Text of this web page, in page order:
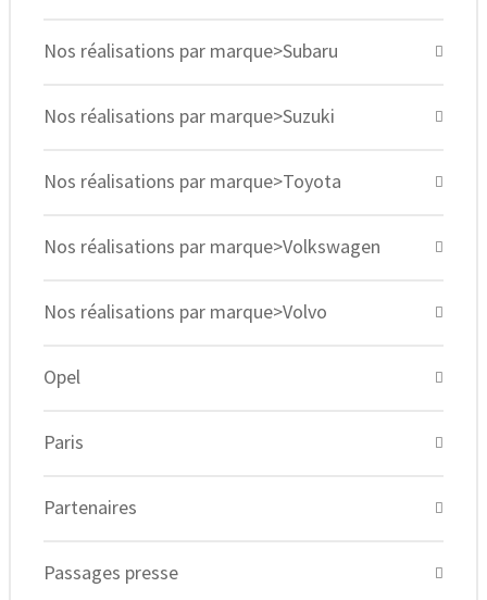
Nos réalisations par marque>Subaru
Nos réalisations par marque>Suzuki
Nos réalisations par marque>Toyota
Nos réalisations par marque>Volkswagen
Nos réalisations par marque>Volvo
Opel
Paris
Partenaires
Passages presse